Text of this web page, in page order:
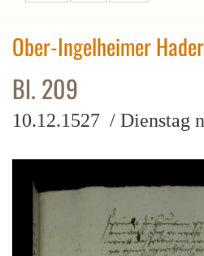
Ober-Ingelheimer
Bl. 209
10.12.1527 / Dienstag